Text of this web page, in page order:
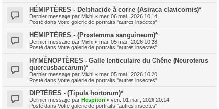
HÉMIPTÈRES - Delphacide à corne (Asiraca clavicornis)*
Dernier message par Michi « mer. 06 mai , 2026 10:14
Posté dans Votre galerie de portraits "autres insectes"
HÉMIPTÈRES - (Prostemma sanguineum)*
Dernier message par Michi « mar. 05 mai , 2026 10:28
Posté dans Votre galerie de portraits "autres insectes"
HYMÉNOPTÈRES - Galle lenticulaire du Chêne (Neuroterus
quercusbaccarum)*
Dernier message par Michi « mar. 05 mai , 2026 10:20
Posté dans Votre galerie de portraits "autres insectes"
DIPTÈRES - (Tipula hortorum)*
Dernier message par Hospiton « ven. 01 mai , 2026 20:14
Posté dans Votre galerie de portraits "autres insectes"